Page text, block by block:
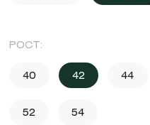
РОСТ:
40 42 44
52 54